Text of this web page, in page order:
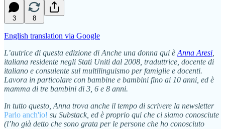
3 8
English translation via Google
L’autrice di questa edizione di Anche una donna qui è Anna Aresi
italiana residente negli Stati Uniti dal 2008, traduttrice, docente di
italiano e consulente sul multilinguismo per famiglie e docenti.
Lavora in particolare con bambine e bambini fino ai 10 anni, ed è
mamma di tre bambini di 3, 6 e 8 anni.
In tutto questo, Anna trova anche il tempo di scrivere la newsletter
Parlo anch'io! su Substack, ed è proprio qui che ci siamo conosciute
(l’ho già detto che sono grata per le persone che ho conosciuto